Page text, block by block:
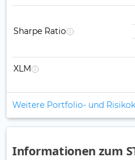
Sharpe Ratio
XLM
Weitere Portfolio- und
Informationen zum